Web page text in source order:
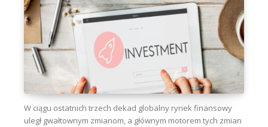
W ciągu ostatnich trzech dekad globalny rynek finansowy
uległ gwałtownym zmianom, a głównym motorem tych zmian